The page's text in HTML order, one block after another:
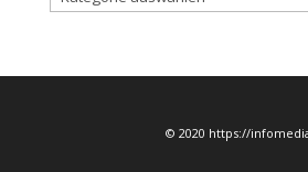
© 2020 https://